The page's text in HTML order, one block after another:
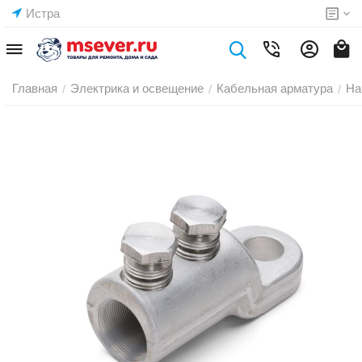
Истра
Главная / Электрика и освещение / Кабельная арматура /